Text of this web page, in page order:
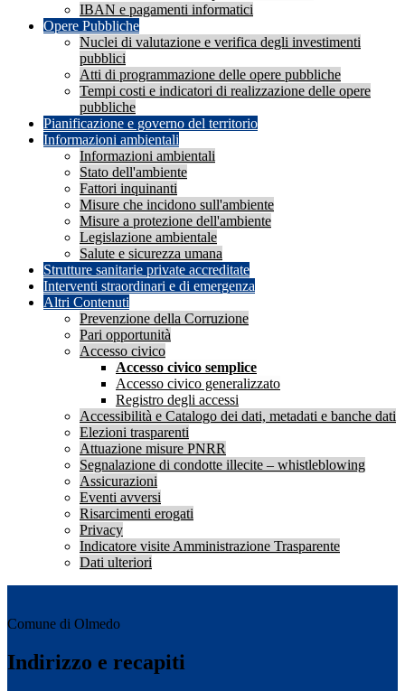
IBAN e pagamenti informatici
Opere Pubbliche
Nuclei di valutazione e verifica degli investimenti
pubblici
Atti di programmazione delle opere pubbliche
Tempi costi e indicatori di realizzazione delle opere
pubbliche
Pianificazione e governo del territorio
Informazioni ambientali
Informazioni ambientali
Stato dell'ambiente
Fattori inquinanti
Misure che incidono sull'ambiente
Misure a protezione dell'ambiente
Legislazione ambientale
Salute e sicurezza umana
Strutture sanitarie private accreditate
Interventi straordinari e di emergenza
Altri Contenuti
Prevenzione della Corruzione
Pari opportunità
Accesso civico
Accesso civico semplice
Accesso civico generalizzato
Registro degli accessi
Accessibilità e Catalogo dei dati, metadati e banche dati
Elezioni trasparenti
Attuazione misure PNRR
Segnalazione di condotte illecite – whistleblowing
Assicurazioni
Eventi avversi
Risarcimenti erogati
Privacy
Indicatore visite Amministrazione Trasparente
Dati ulteriori
Comune di Olmedo
Indirizzo e recapiti